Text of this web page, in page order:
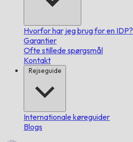
Hvorfor har jeg brug for en IDP?
Garantier
Ofte stillede spørgsmål
Kontakt
Rejseguide
Internationale køreguider
Blogs